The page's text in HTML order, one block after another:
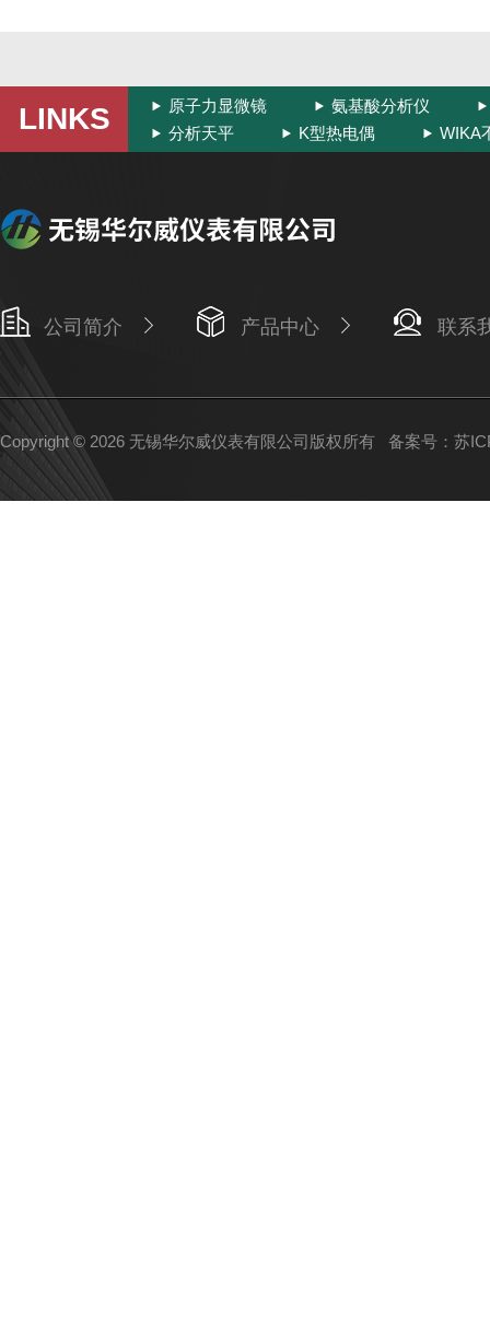
LINKS 原子力显微镜
氨基酸分析仪
分析天平
K型热电偶 WIKA
公司简介 产品中心 联系
Copyright © 2026 无锡华尔威仪表有限公司版权所有 备案号：苏